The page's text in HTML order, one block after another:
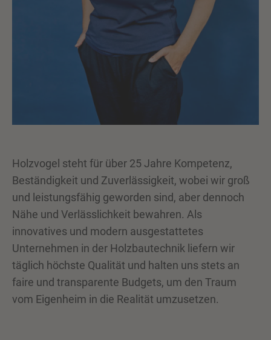
Holzvogel steht für über 25 Jahre Kompetenz,
Beständigkeit und Zuverlässigkeit, wobei wir groß
und leistungsfähig geworden sind, aber dennoch
Nähe und Verlässlichkeit bewahren. Als
innovatives und modern ausgestattetes
Unternehmen in der Holzbautechnik liefern wir
täglich höchste Qualität und halten uns stets an
faire und transparente Budgets, um den Traum
vom Eigenheim in die Realität umzusetzen.